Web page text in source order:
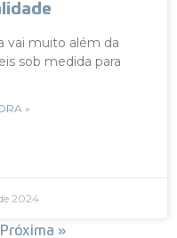
vai muito além da
sob medida para
»
2024
Próxima »